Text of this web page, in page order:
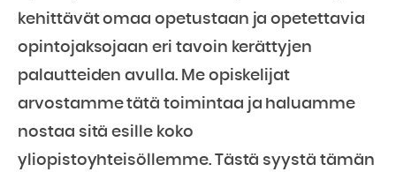
kehittävät omaa opetustaan ja opetettavia
opintojaksojaan eri tavoin kerättyjen
palautteiden avulla. Me opiskelijat
arvostamme tätä toimintaa ja haluamme
nostaa sitä esille koko
yliopistoyhteisöllemme. Tästä syystä tämän